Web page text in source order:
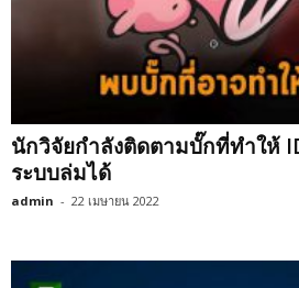
นักวิจัยกำลังติดตามบั๊กที่ทำให้
ระบบล่มได้
admin - 22 เมษายน 2022